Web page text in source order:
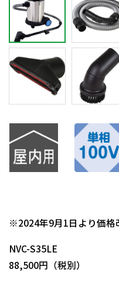
※2024年9月1日より価格
NVC-S35LE
88,500円（税別）